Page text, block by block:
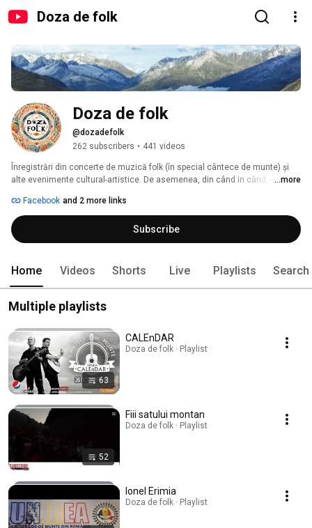
Doza de folk
Doza de folk
@dozadefolk
262 subscribers • 441 videos
Înregistrări din concerte de muzică folk (în special cântece de munte) și
alte evenimente cultural-artistice. De asemenea, din când in când, voi
că te invit să te abonezi!
...more
Facebook and 2 more links
Subscribe
Home Videos Shorts Live Playlists Search
Multiple playlists
63
CALEnDAR
Doza de folk · Playlist
52
Fiii satului montan
Doza de folk · Playlist
Ionel Erimia
Doza de folk · Playlist